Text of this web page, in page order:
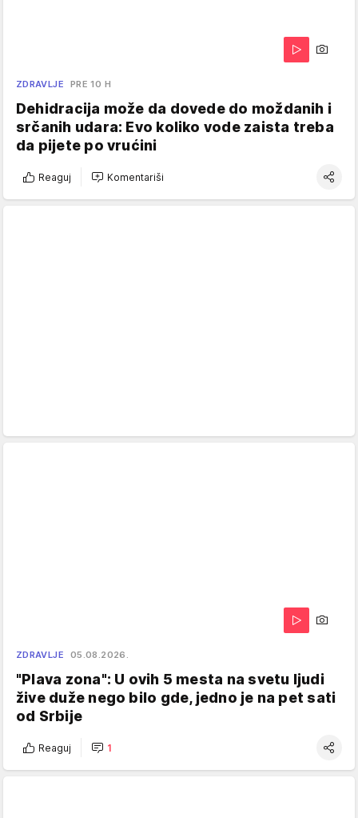
ZDRAVLJE PRE 10 H
Dehidracija može da dovede do moždanih i
srčanih udara: Evo koliko vode zaista treba
da pijete po vrućini
Reaguj Komentariši
ZDRAVLJE 05.08.2026.
"Plava zona": U ovih 5 mesta na svetu ljudi
žive duže nego bilo gde, jedno je na pet sati
od Srbije
Reaguj 1